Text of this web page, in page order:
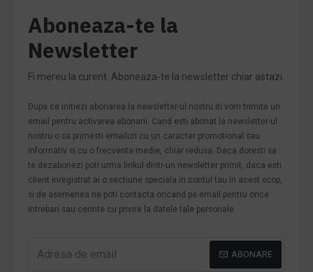
Aboneaza-te la
Newsletter
Fi mereu la curent. Aboneaza-te la newsletter chiar astazi.
Dupa ce initiezi abonarea la newsletter-ul nostru iti vom trimite un
email pentru activarea abonarii. Cand esti abonat la newsletter-ul
nostru o sa primesti emailuri cu un caracter promotional sau
informativ si cu o frecventa medie, chiar redusa. Daca doresti sa
te dezabonezi poti urma linkul dintr-un newsletter primit, daca esti
client inregistrat ai o sectiune speciala in contul tau in acest scop,
si de asemenea ne poti contacta oricand pe email pentru orice
intrebari sau cerinte cu privire la datele tale personale.
ABONARE